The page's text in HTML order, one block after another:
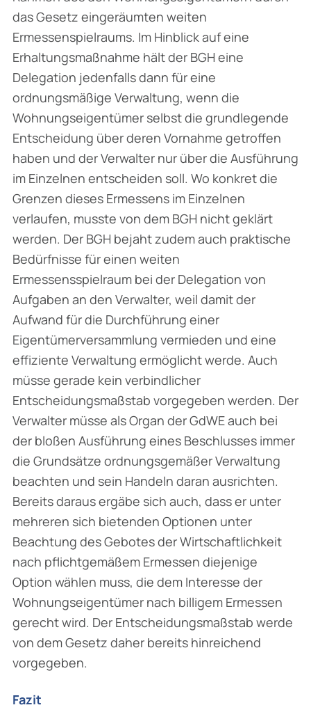
das Gesetz eingeräumten weiten
Ermessenspielraums. Im Hinblick auf eine
Erhaltungsmaßnahme hält der BGH eine
Delegation jedenfalls dann für eine
ordnungsmäßige Verwaltung, wenn die
Wohnungseigentümer selbst die grundlegende
Entscheidung über deren Vornahme getroffen
haben und der Verwalter nur über die Ausführung
im Einzelnen entscheiden soll. Wo konkret die
Grenzen dieses Ermessens im Einzelnen
verlaufen, musste von dem BGH nicht geklärt
werden. Der BGH bejaht zudem auch praktische
Bedürfnisse für einen weiten
Ermessensspielraum bei der Delegation von
Aufgaben an den Verwalter, weil damit der
Aufwand für die Durchführung einer
Eigentümerversammlung vermieden und eine
effiziente Verwaltung ermöglicht werde. Auch
müsse gerade kein verbindlicher
Entscheidungsmaßstab vorgegeben werden. Der
Verwalter müsse als Organ der GdWE auch bei
der bloßen Ausführung eines Beschlusses immer
die Grundsätze ordnungsgemäßer Verwaltung
beachten und sein Handeln daran ausrichten.
Bereits daraus ergäbe sich auch, dass er unter
mehreren sich bietenden Optionen unter
Beachtung des Gebotes der Wirtschaftlichkeit
nach pflichtgemäßem Ermessen diejenige
Option wählen muss, die dem Interesse der
Wohnungseigentümer nach billigem Ermessen
gerecht wird. Der Entscheidungsmaßstab werde
von dem Gesetz daher bereits hinreichend
vorgegeben.
Fazit